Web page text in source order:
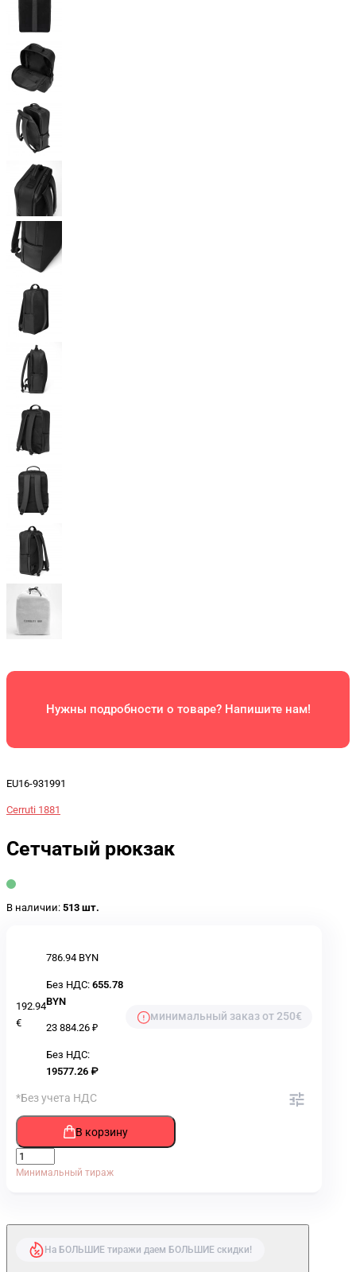
Нужны подробности о товаре? Напишите нам!
EU16-931991
Cerruti 1881
Сетчатый рюкзак
В наличии: 513 шт.
192.94
€
786.94 BYN
Без НДС:655.78
BYN
23 884.26 ₽
Без НДС:
19577.26 ₽
минимальный заказ от 250€
*Без учета НДС
В корзину
Минимальный тираж
На БОЛЬШИЕ тиражи даем БОЛЬШИЕ скидки!